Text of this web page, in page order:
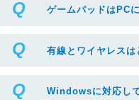
ゲームパッドはPC
有線とワイヤレスは
Windowsに対応し